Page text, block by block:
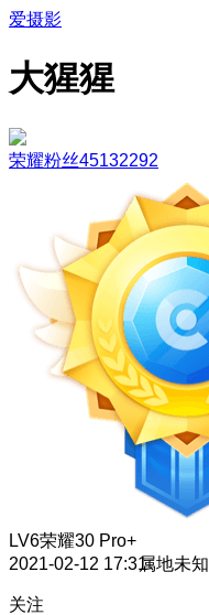
爱摄影
大猩猩
荣耀粉丝45132292
LV6荣耀30 Pro+
2021-02-12 17:31属地未知
关注